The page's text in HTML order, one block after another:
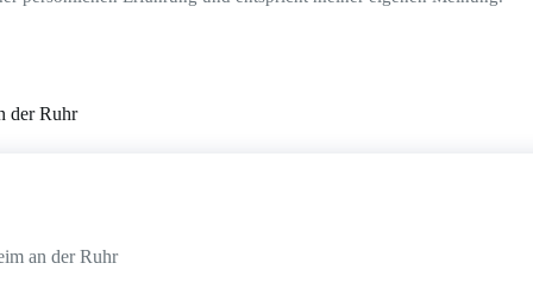
der Ruhr
an der Ruhr